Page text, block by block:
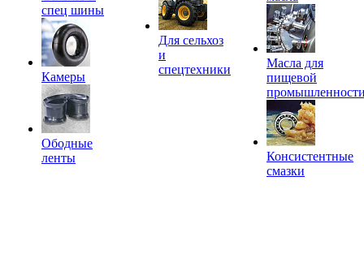
спец шины
Камеры
Ободные
ленты
Для сельхоз
и
спецтехники
Масла для
пищевой
Консистентные
смазки